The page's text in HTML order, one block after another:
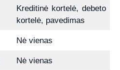
Kreditinė kortelė, debeto
kortelė, pavedimas
Nė vienas
Nė vienas